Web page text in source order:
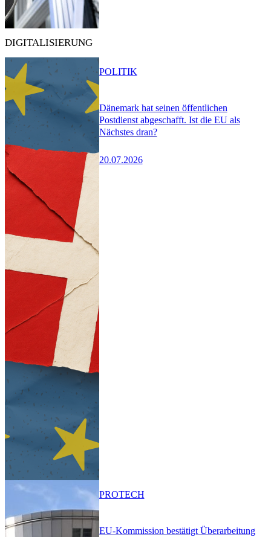
DIGITALISIERUNG
Dänemark hat seinen öffentlichen
Postdienst abgeschafft. Ist die EU als
Nächstes dran?
20.07.2026
POLITIK
EU-Kommission bestätigt Überarbeitung
PROTECH